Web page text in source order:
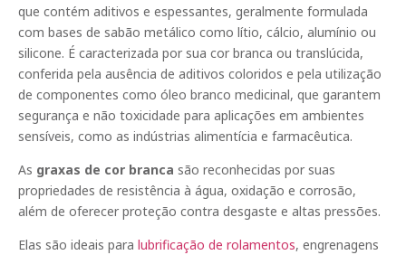
que contém aditivos e espessantes, geralmente formulada
com bases de sabão metálico como lítio, cálcio, alumínio ou
silicone. É caracterizada por sua cor branca ou translúcida,
conferida pela ausência de aditivos coloridos e pela utilização
de componentes como óleo branco medicinal, que garantem
segurança e não toxicidade para aplicações em ambientes
sensíveis, como as indústrias alimentícia e farmacêutica.
As graxas de cor branca são reconhecidas por suas
propriedades de resistência à água, oxidação e corrosão,
além de oferecer proteção contra desgaste e altas pressões.
Elas são ideais para lubrificação de rolamentos, engrenagens